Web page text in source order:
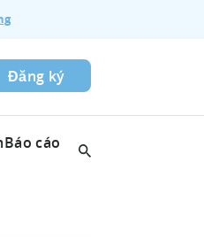
Đăng ký
Báo cáo